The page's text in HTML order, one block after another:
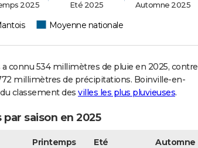
Moyenne nationale
2025 Eté 2025 Automne 2025
connu 534 millimètres de pluie en 2025, contre
millimètres de précipitations. Boinville-en-
classement des villes les plus pluvieuses.
saison en 2025
Printemps Eté Automne